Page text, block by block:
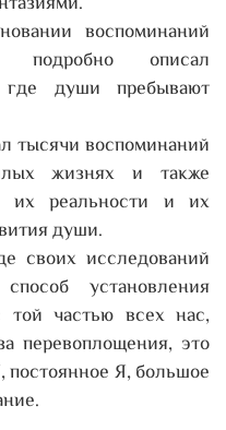
воспоминаний
подробно описал
где души пребывают
тысячи воспоминаний
жизнях и также
реальности и их
души.
своих исследований
установления
частью всех нас,
перевоплощения, это
Я, большое